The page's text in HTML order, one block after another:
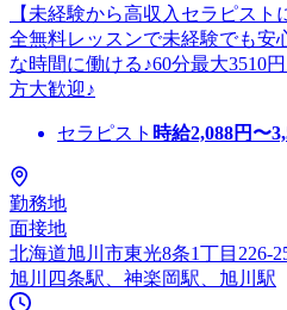
【未経験から高収入セラピス
全無料レッスンで未経験でも安
な時間に働ける♪60分最大3510
方大歓迎♪
セラピスト 時給2,088円〜
勤務地
面接地
北海道旭川市東光8条1丁目226-
旭川四条駅、神楽岡駅、旭川駅